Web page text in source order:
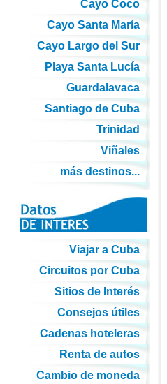
Cayo Coco
Cayo Santa María
Cayo Largo del Sur
Playa Santa Lucía
Guardalavaca
Santiago de Cuba
Trinidad
Viñales
más destinos...
Viajar a Cuba
Circuitos por Cuba
Sitios de Interés
Consejos útiles
Cadenas hoteleras
Renta de autos
Cambio de moneda